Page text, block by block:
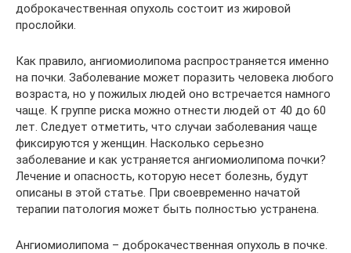
доброкачественная опухоль состоит из жировой
прослойки.
Как правило, ангиомиолипома распространяется именно
на почки. Заболевание может поразить человека любого
возраста, но у пожилых людей оно встречается намного
чаще. К группе риска можно отнести людей от 40 до 60
лет. Следует отметить, что случаи заболевания чаще
фиксируются у женщин. Насколько серьезно
заболевание и как устраняется ангиомиолипома почки?
Лечение и опасность, которую несет болезнь, будут
описаны в этой статье. При своевременно начатой
терапии патология может быть полностью устранена.
Ангиомиолипома – доброкачественная опухоль в почке.